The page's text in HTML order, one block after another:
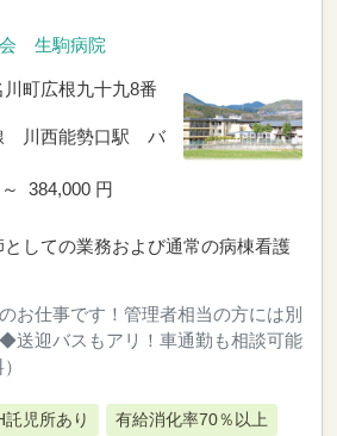
生駒病院
町広根九十九8番
川西能勢口駅 バ
384,000 円
しての業務および通常の病棟看護
お仕事です！管理者相当の方には別
送迎バスもアリ！車通勤も相談可能
託児所あり 有給消化率70％以上